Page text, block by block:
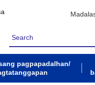
pagpapadalhan/